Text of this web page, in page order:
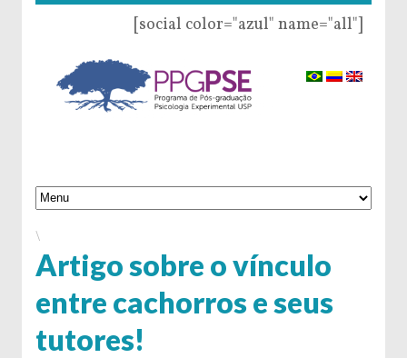
[social color="azul" name="all"]
\
Artigo sobre o vínculo
entre cachorros e seus
tutores!